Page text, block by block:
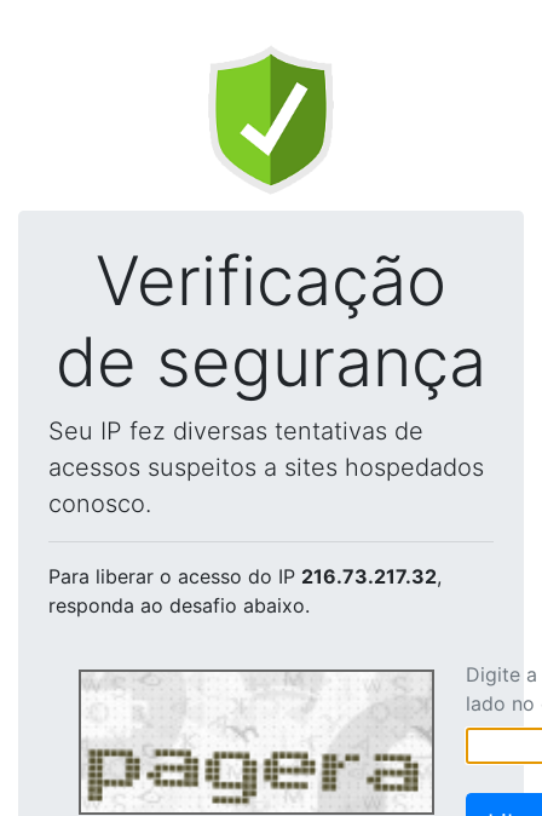
Verificação
de segurança
Seu IP fez diversas tentativas de
acessos suspeitos a sites hospedados
conosco.
Para liberar o acesso do IP 216.73.217.32,
responda ao desafio abaixo.
Digite
lado no